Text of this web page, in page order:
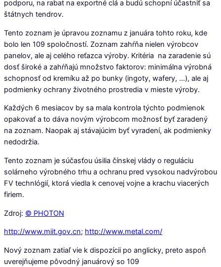
podporu, na rabat na exportné clá a budú schopní účastniť sa
štátnych tendrov.
Tento zoznam je úpravou zoznamu z januára tohto roku, kde
bolo len 109 spoločností. Zoznam zahŕňa nielen výrobcov
panelov, ale aj celého reťazca výroby. Kritéria na zaradenie sú
dosť široké a zahŕňajú množstvo faktorov: minimálna výrobná
schopnosť od kremíku až po bunky (ingoty, wafery, …), ale aj
podmienky ochrany životného prostredia v mieste výroby.
Každých 6 mesiacov by sa mala kontrola týchto podmienok
opakovať a to dáva novým výrobcom možnosť byť zaradený
na zoznam. Naopak aj stávajúcim byť vyradení, ak podmienky
nedodržia.
Tento zoznam je súčasťou úsilia čínskej vlády o reguláciu
solárneho výrobného trhu a ochranu pred vysokou nadvýrobou
FV technlógií, ktorá viedla k cenovej vojne a krachu viacerých
firiem.
Zdroj: © PHOTON
http://www.miit.gov.cn; http://www.metal.com/
Nový zoznam zatiaľ vie k dispozícii po anglicky, preto aspoň
uverejňujeme pôvodný januárový so 109